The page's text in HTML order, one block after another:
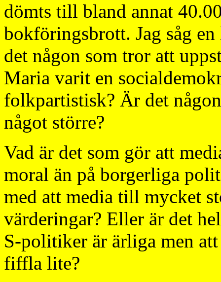
dömts till bland annat
bokföringsbrott. Jag såg
det någon som tror att
Maria varit en
folkpartistisk? Är det
något större?
Vad är det som gör att
moral än på borgerliga
med att media till mycket
värderingar? Eller är det
S-politiker är ärliga men
fiffla lite?